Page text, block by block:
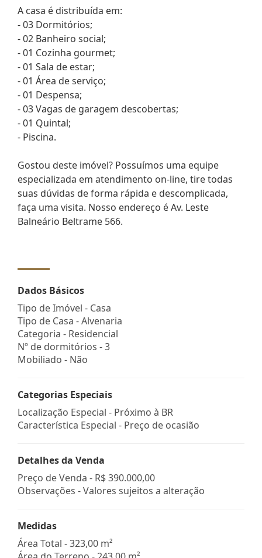
A casa é distribuída em:
- 03 Dormitórios;
- 02 Banheiro social;
- 01 Cozinha gourmet;
- 01 Sala de estar;
- 01 Área de serviço;
- 01 Despensa;
- 03 Vagas de garagem descobertas;
- 01 Quintal;
- Piscina.
Gostou deste imóvel? Possuímos uma equipe
especializada em atendimento on-line, tire todas
suas dúvidas de forma rápida e descomplicada,
faça uma visita. Nosso endereço é Av. Leste
Balneário Beltrame 566.
Dados Básicos
Tipo de Imóvel - Casa
Tipo de Casa - Alvenaria
Categoria - Residencial
Nº de dormitórios - 3
Mobiliado - Não
Categorias Especiais
Localização Especial - Próximo à BR
Característica Especial - Preço de ocasião
Detalhes da Venda
Preço de Venda - R$ 390.000,00
Observações - Valores sujeitos a alteração
Medidas
Área Total - 323,00 m²